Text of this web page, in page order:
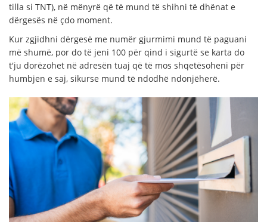
tilla si TNT), në mënyrë që të mund të shihni të dhënat e
dërgesës në çdo moment.
Kur zgjidhni dërgesë me numër gjurmimi mund të paguani
më shumë, por do të jeni 100 për qind i sigurtë se karta do
t'ju dorëzohet në adresën tuaj që të mos shqetësoheni për
humbjen e saj, sikurse mund të ndodhë ndonjëherë.